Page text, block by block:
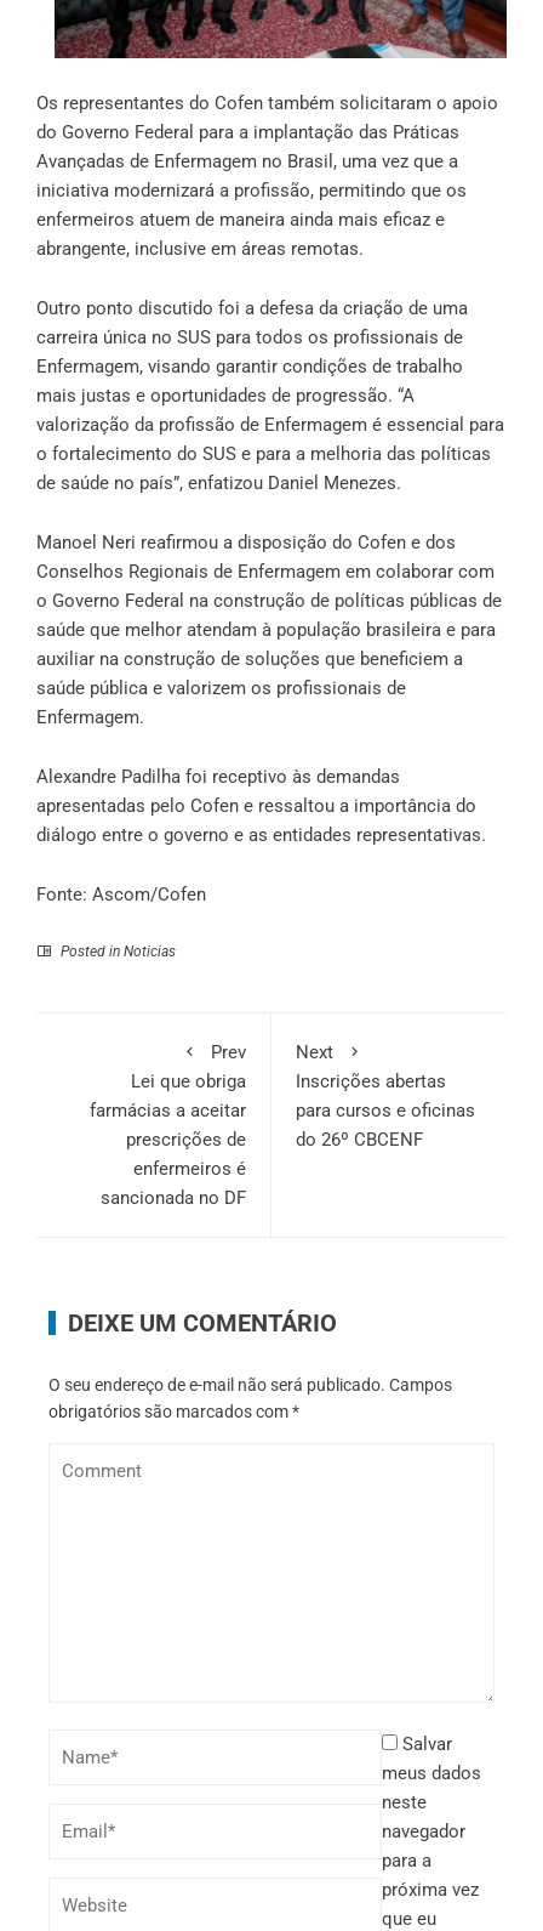
Os representantes do Cofen também solicitaram o apoio
do Governo Federal para a implantação das Práticas
Avançadas de Enfermagem no Brasil, uma vez que a
iniciativa modernizará a profissão, permitindo que os
enfermeiros atuem de maneira ainda mais eficaz e
abrangente, inclusive em áreas remotas.
Outro ponto discutido foi a defesa da criação de uma
carreira única no SUS para todos os profissionais de
Enfermagem, visando garantir condições de trabalho
mais justas e oportunidades de progressão. “A
valorização da profissão de Enfermagem é essencial para
o fortalecimento do SUS e para a melhoria das políticas
de saúde no país”, enfatizou Daniel Menezes.
Manoel Neri reafirmou a disposição do Cofen e dos
Conselhos Regionais de Enfermagem em colaborar com
o Governo Federal na construção de políticas públicas de
saúde que melhor atendam à população brasileira e para
auxiliar na construção de soluções que beneficiem a
saúde pública e valorizem os profissionais de
Enfermagem.
Alexandre Padilha foi receptivo às demandas
apresentadas pelo Cofen e ressaltou a importância do
diálogo entre o governo e as entidades representativas.
Fonte: Ascom/Cofen
Posted in Noticias
Prev
Lei que obriga
farmácias a aceitar
prescrições de
enfermeiros é
sancionada no DF
Next
Inscrições abertas
para cursos e oficinas
do 26º CBCENF
DEIXE UM COMENTÁRIO
O seu endereço de e-mail não será publicado. Campos
obrigatórios são marcados com*
Salvar
meus dados
neste
navegador
para a
próxima vez
que eu